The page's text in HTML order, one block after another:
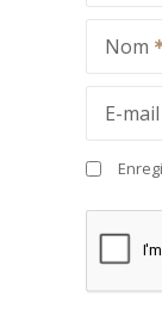
Nom
E-mail